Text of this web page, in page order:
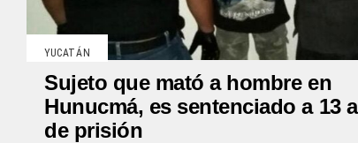
YUCATÁN
Sujeto que mató a hombre en
Hunucmá, es sentenciado a 13
de prisión